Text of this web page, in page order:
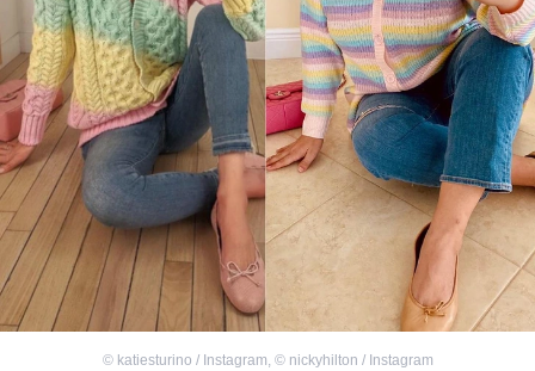
© katiesturino / Instagram, © nickyhilton / Instagram